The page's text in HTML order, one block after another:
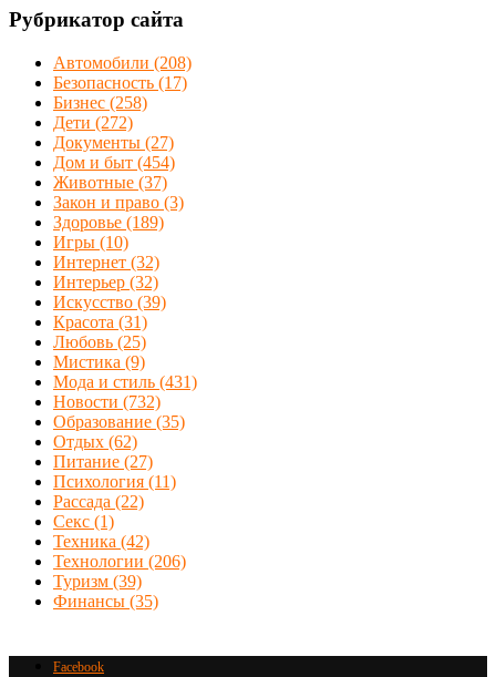
Рубрикатор сайта
Автомобили (208)
Безопасность (17)
Бизнес (258)
Дети (272)
Документы (27)
Дом и быт (454)
Животные (37)
Закон и право (3)
Здоровье (189)
Игры (10)
Интернет (32)
Интерьер (32)
Искусство (39)
Красота (31)
Любовь (25)
Мистика (9)
Мода и стиль (431)
Новости (732)
Образование (35)
Отдых (62)
Питание (27)
Психология (11)
Рассада (22)
Секс (1)
Техника (42)
Технологии (206)
Туризм (39)
Финансы (35)
Facebook